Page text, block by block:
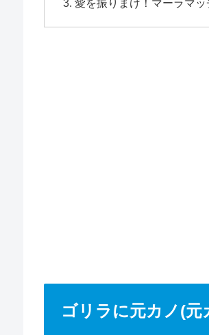
愛を振りまけ！マーラマ
ゴリラに元カノ(元